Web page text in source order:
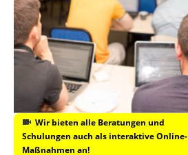
Wir bieten alle Beratungen und
Schulungen auch als interaktive Online-
Maßnahmen an!